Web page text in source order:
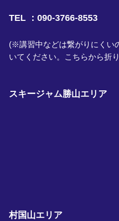
TEL ：090-3766-8553
(※講習中などは繋がりにくい
いてください。こちらから折
スキージャム勝山エリア
村国山エリア